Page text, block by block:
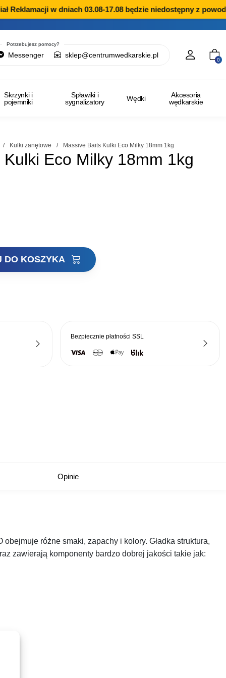
w dniach 03.08-17.08 będzie niedostępny z powodu
Potrzebujesz pomocy?
Messenger sklep@centrumwedkarskie.pl
0
Skrzynki i
pojemniki
Spławiki i
sygnalizatory
Wędki
Akcesoria
wędkarskie
/ Kulki zanętowe / Massive Baits Kulki Eco Milky 18mm 1kg
Eco Milky 18mm 1kg
DO KOSZYKA
Bezpiecznie płatnościSSL
Opinie
różne smaki, zapachy i kolory. Gładka struktura,
zawierają komponenty bardzo dobrej jakości takie jak: